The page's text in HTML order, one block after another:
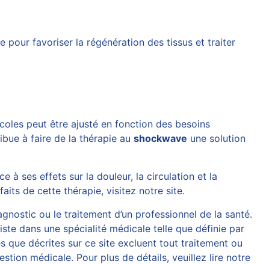
pour favoriser la régénération des tissus et traiter
peut être ajusté en fonction des besoins
à faire de la thérapie aushockwave une solution
à ses effets sur la douleur, la circulation et la
de cette thérapie, visitez notre site.
ou le traitement d’un professionnel de la santé.
dans une spécialité médicale telle que définie par
que décrites sur ce site excluent tout traitement ou
médicale. Pour plus de détails, veuillez lire notre